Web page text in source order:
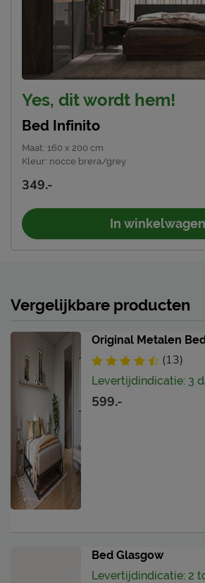
Yes, dit wordt hem!
Bed Infinito
Maat: 160 x 200 cm
Kleur: nocce brera/grey
349.-
In winkelwagen
Vergelijkbare producten
Original Metalen
(13)
Levertijdindicatie: 3
599.-
Bed Glasgow
Levertijdindicatie: 2